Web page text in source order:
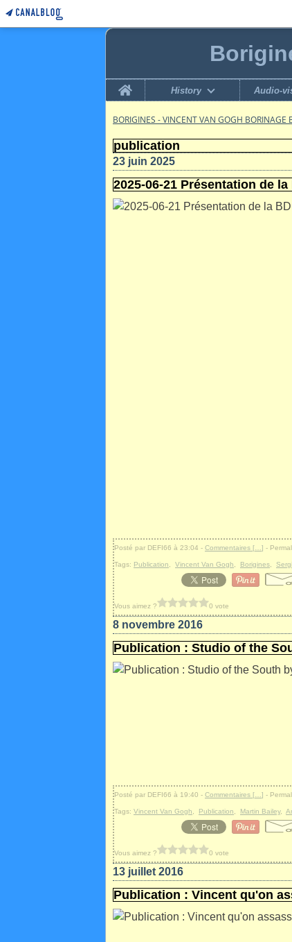
Home
History Audio-
BORIGINES - VINCENT VAN GOGH BORINAGE
publication
23 juin 2025
2025-06-21 Présentation de
Posté par DEFI66 à 23:04 - Commentaires [ ] -
Tags: Publication Vincent Van Gogh Borigines
Vous aimez ? 0 vote
8 novembre 2016
Publication : Studio of the
Posté par DEFI66 à 19:40 - Commentaires [ ] -
Tags: Vincent Van Gogh Publication Martin Bailey,
Vous aimez ? 0 vote
13 juillet 2016
Publication : Vincent qu'on